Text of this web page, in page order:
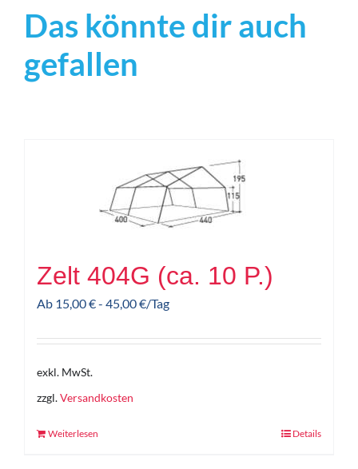
Das könnte dir auch
gefallen
Zelt 404G (ca. 10 P.)
Ab 15,00€- 45,00€/Tag
exkl. MwSt.
zzgl.Versandkosten
Weiterlesen Details